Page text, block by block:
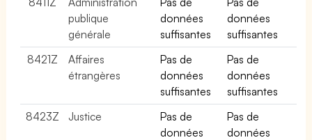
publique
générale
données
suffisantes
données
suffisantes
8421Z
Affaires
étrangères
Pas de
données
suffisantes
Pas de
données
suffisantes
8423Z
Justice
Pas de
données
Pas de
données